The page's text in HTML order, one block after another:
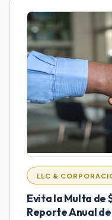
LLC &
Evita la Multa de
Reporte Anual